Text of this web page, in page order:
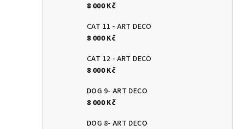
8 000 Kč
CAT 11 - ART DECO
8 000 Kč
CAT 12 - ART DECO
8 000 Kč
DOG 9- ART DECO
8 000 Kč
DOG 8- ART DECO